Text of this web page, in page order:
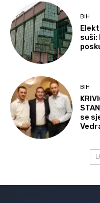
BIH
suši:
BIH
se